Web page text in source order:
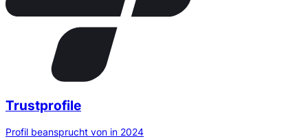
Trustprofile
Profil beansprucht von in 2024